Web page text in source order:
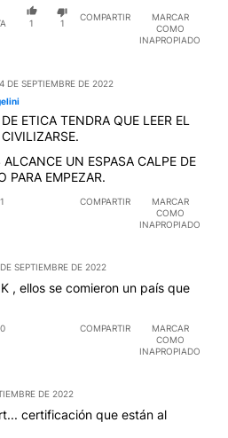
1 1
COMPARTIR
MARCAR
COMO
INAPROPIADO
DE SEPTIEMBRE DE 2022
ETICA TENDRA QUE LEER EL
UN ESPASA CALPE DE
PARA EMPEZAR.
1 COMPARTIR
MARCAR
COMO
INAPROPIADO
SEPTIEMBRE DE 2022
, ellos se comieron un país que
0 COMPARTIR
MARCAR
COMO
INAPROPIADO
DE 2022
certificación que están al